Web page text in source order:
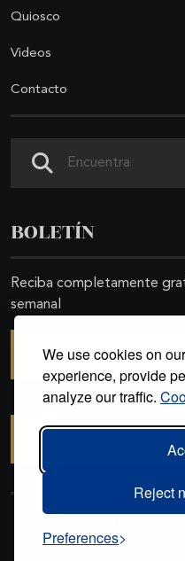
We use cookies on
experience, provide
analyze our traffic.
Reject
Preferences
Quiosco
Videos
Contacto
BOLETÍN
Reciba completamente
semanal
reservados.